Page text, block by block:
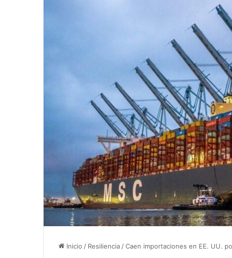
Inicio / Resiliencia /Caen importaciones en EE. UU.